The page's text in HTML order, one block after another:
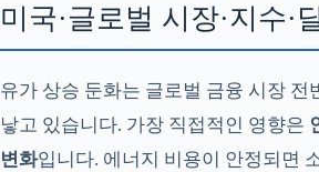
미국·글로벌 시장·지수·
유가 상승 둔화는 글로벌 금융 시장 전
낳고 있습니다. 가장 직접적인 영향은
변화입니다. 에너지 비용이 안정되면